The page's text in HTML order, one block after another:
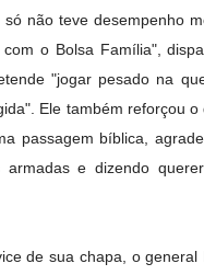
não teve desempenho
o Bolsa Família",
"jogar pesado na
Ele também reforçou o
passagem bíblica,
armadas e dizendo
de sua chapa, o general